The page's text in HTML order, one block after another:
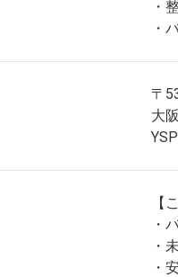
・
・
〒
大
【
・
・
・